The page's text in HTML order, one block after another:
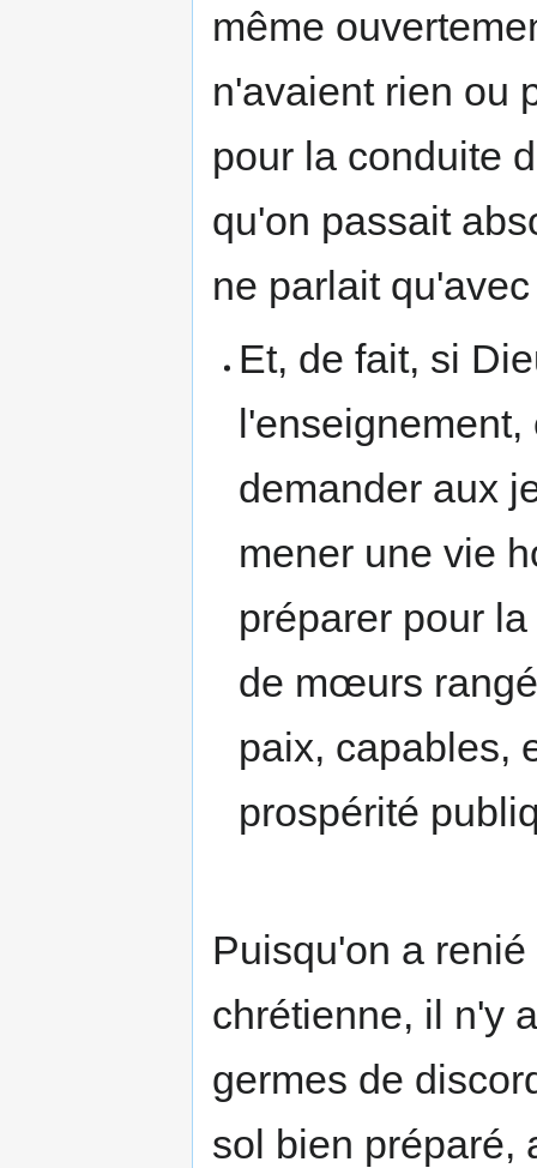
même
n'avaient rien ou
pour la conduite
qu'on passait
ne parlait
Et, de fait, si
demander aux
mener une vie
préparer pour
de mœurs
paix, capables,
prospérité
Puisqu'on a
chrétienne, il n'y
germes de
sol bien préparé,